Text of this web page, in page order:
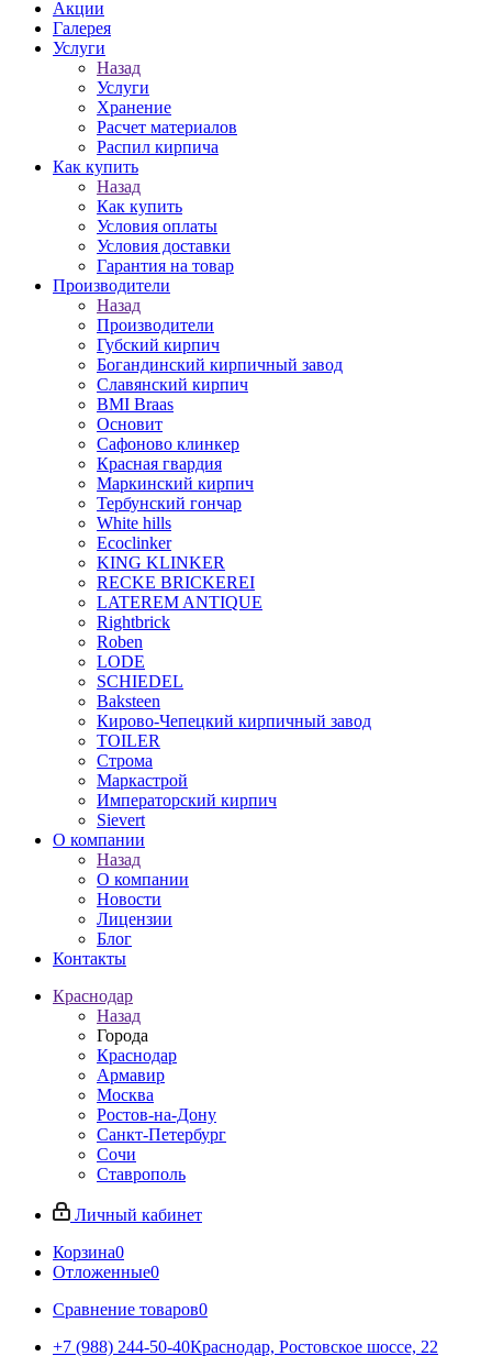
Акции
Галерея
Услуги
Назад
Услуги
Хранение
Расчет материалов
Распил кирпича
Как купить
Назад
Как купить
Условия оплаты
Условия доставки
Гарантия на товар
Производители
Назад
Производители
Губский кирпич
Богандинский кирпичный завод
Славянский кирпич
BMI Braas
Основит
Сафоново клинкер
Красная гвардия
Маркинский кирпич
Тербунский гончар
White hills
Ecoclinker
KING KLINKER
RECKE BRICKEREI
LATEREM ANTIQUE
Rightbrick
Roben
LODE
SCHIEDEL
Baksteen
Кирово-Чепецкий кирпичный завод
TOILER
Строма
Маркастрой
Императорский кирпич
Sievert
О компании
Назад
О компании
Новости
Лицензии
Блог
Контакты
Краснодар
Назад
Города
Краснодар
Армавир
Москва
Ростов-на-Дону
Санкт-Петербург
Сочи
Ставрополь
Личный кабинет
Корзина0
Отложенные0
Сравнение товаров0
+7 (988) 244-50-40Краснодар, Ростовское шоссе, 22